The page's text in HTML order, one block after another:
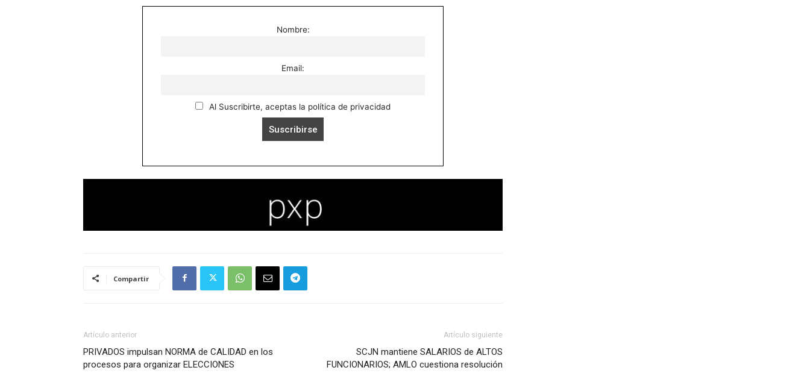
Nombre:
Email:
Al Suscribirte, aceptas la política de privacidad
Compartir
Artículo anterior
PRIVADOS impulsan NORMA de CALIDAD en los
procesos para organizar ELECCIONES
Artículo siguiente
SCJN mantiene SALARIOS de ALTOS
FUNCIONARIOS; AMLO cuestiona resolución